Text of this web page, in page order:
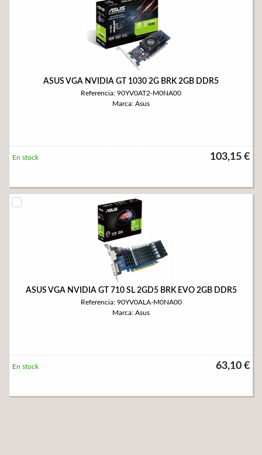
ASUS VGA NVIDIA GT 1030 2G BRK 2GB DDR5
Referencia: 90YV0AT2-M0NA00
Marca: Asus
103,15 €
En stock
ASUS VGA NVIDIA GT 710 SL 2GD5 BRK EVO 2GB DDR5
Referencia: 90YV0ALA-M0NA00
Marca: Asus
63,10 €
En stock